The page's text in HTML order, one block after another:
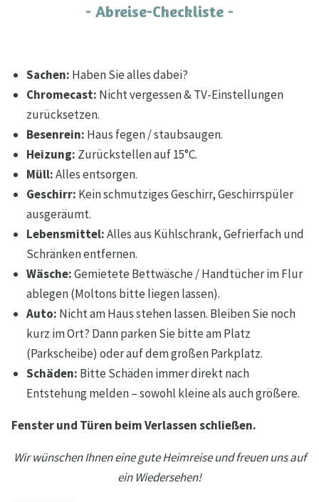
- Abreise-Checkliste -
Sachen: Haben Sie alles dabei?
Chromecast: Nicht vergessen & TV-Einstellungen
zurücksetzen.
Besenrein: Haus fegen / staubsaugen.
Heizung: Zurückstellen auf 15°C.
Müll:Alles entsorgen.
Geschirr: Kein schmutziges Geschirr, Geschirrspüler
ausgeräumt.
Lebensmittel:Alles aus Kühlschrank, Gefrierfach und
Schränken entfernen.
Wäsche:Gemietete Bettwäsche / Handtücher im Flur
ablegen (Moltons bitte liegen lassen).
Auto: Nicht am Haus stehen lassen. Bleiben Sie noch
kurz im Ort? Dann parken Sie bitte am Platz
(Parkscheibe) oder auf dem großen Parkplatz.
Schäden: Bitte Schäden immer direkt nach
Entstehung melden – sowohl kleine als auch größere.
Fenster und Türen beim Verlassen schließen.
Wir wünschen Ihnen eine gute Heimreise und freuen uns auf
ein Wiedersehen!